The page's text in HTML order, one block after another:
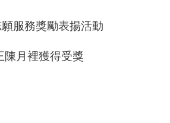
服務獎勵表揚活動
陳 月裡獲得受獎